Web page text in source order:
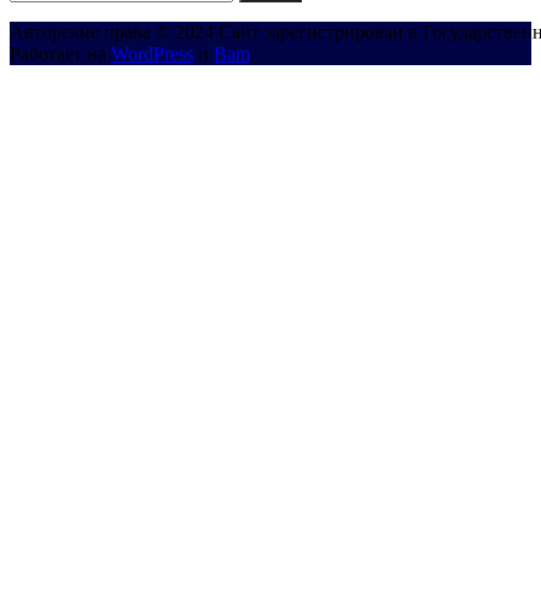
Авторские права © 2024 Сайт зарегистрирован в
Работает на WordPress и Bam.